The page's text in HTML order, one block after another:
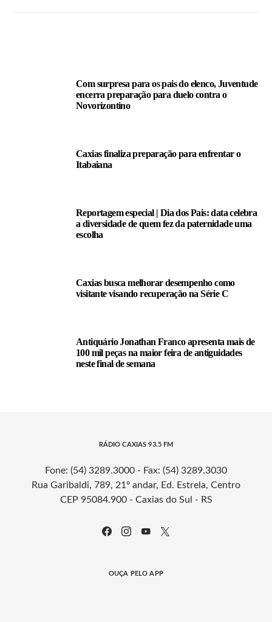
Com surpresa para os pais do elenco, Juventude
encerra preparação para duelo contra o
Novorizontino
Caxias finaliza preparação para enfrentar o
Itabaiana
Reportagem especial | Dia dos Pais: data celebra
a diversidade de quem fez da paternidade uma
escolha
Caxias busca melhorar desempenho como
visitante visando recuperação na Série C
Antiquário Jonathan Franco apresenta mais de
100 mil peças na maior feira de antiguidades
neste final de semana
RÁDIO CAXIAS 93.5 FM
Fone: (54) 3289.3000 - Fax: (54) 3289.3030
Rua Garibaldi, 789, 21º andar, Ed. Estrela, Centro
CEP 95084.900 - Caxias do Sul - RS
OUÇA PELO APP